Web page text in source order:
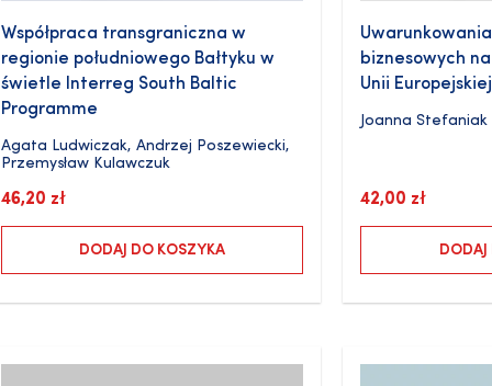
Współpraca transgraniczna w
regionie południowego Bałtyku w
świetle Interreg South Baltic
Programme
Agata Ludwiczak, Andrzej Poszewiecki,
Przemysław Kulawczuk
46,20 zł
DODAJ DO KOSZYKA
biznesowych
Unii Europejskiej
Joanna Stefaniak
42,00 zł